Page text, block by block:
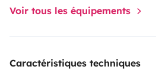
Voir tous les équipements
Caractéristiques techniques